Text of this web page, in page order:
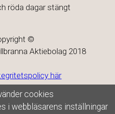
röda dagar stängt
©
Aktiebolag 2018
här
cookies
i webbläsarens inställningar